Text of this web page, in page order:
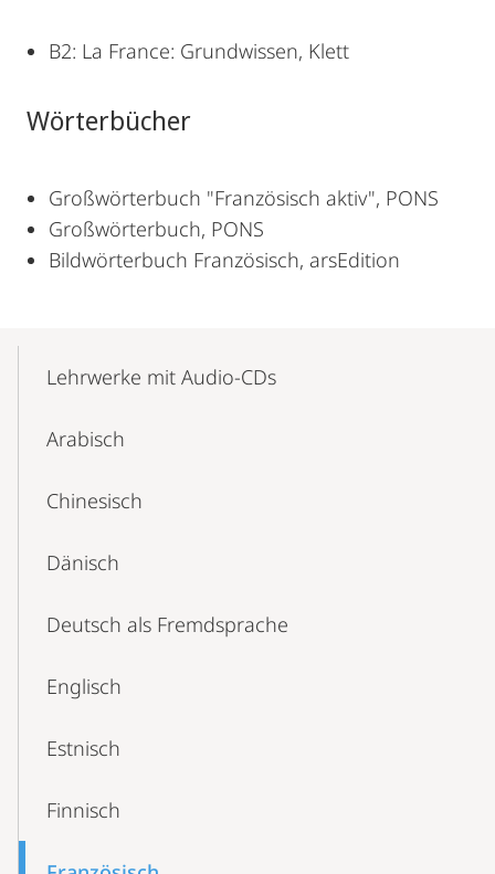
B2: La France: Grundwissen, Klett
Wörterbücher
Großwörterbuch "Französisch aktiv", PONS
Großwörterbuch, PONS
Bildwörterbuch Französisch, arsEdition
NavigationLehrwerke mit Audio-CDs
Arabisch
Chinesisch
Dänisch
Deutsch als Fremdsprache
Englisch
Estnisch
Finnisch